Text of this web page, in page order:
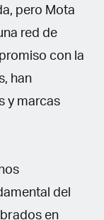
pero Mota
red de
con la
han
y marcas
del
en